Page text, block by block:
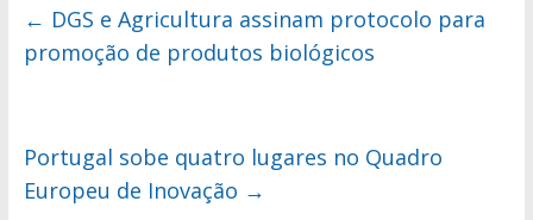
← DGS e Agricultura assinam protocolo para
promoção de produtos biológicos
Portugal sobe quatro lugares no Quadro
Europeu de Inovação →